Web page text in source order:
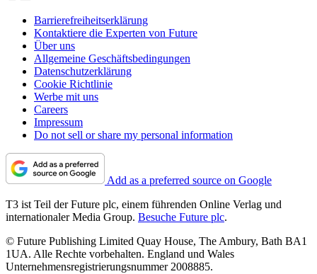
Barrierefreiheitserklärung
Kontaktiere die Experten von Future
Über uns
Allgemeine Geschäftsbedingungen
Datenschutzerklärung
Cookie Richtlinie
Werbe mit uns
Careers
Impressum
Do not sell or share my personal information
Add as a preferred source on Google
T3 ist Teil der Future plc, einem führenden Online Verlag und
internationaler Media Group. Besuche Future plc.
© Future Publishing Limited Quay House, The Ambury, Bath BA1
1UA. Alle Rechte vorbehalten. England und Wales
Unternehmensregistrierungsnummer 2008885.